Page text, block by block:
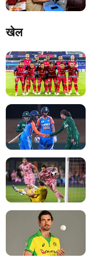
खेल